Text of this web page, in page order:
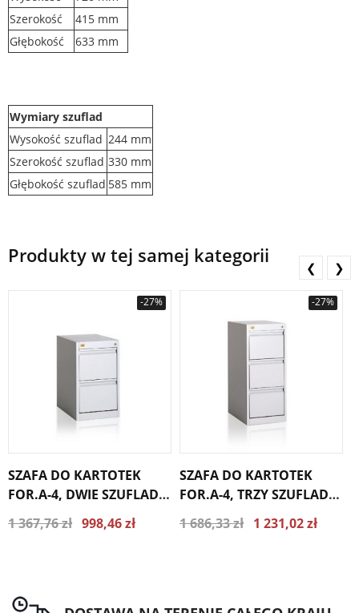
Szerokość
415 mm
Głębokość
633 mm
Wymiary szuflad
Wysokość szuflad 244 mm
Szerokość szuflad 330 mm
Głębokość szuflad 585 mm
Produkty w tej samej kategorii
-27%
SZAFA DO KARTOTEK
FOR.A-4, DWIE SZUFLADY
1 367,76 zł 998,46 zł
-27%
SZAFA DO KARTOTEK
FOR.A-4, TRZY SZUFLADY
1 686,33 zł 1 231,02 zł
❮ ❯